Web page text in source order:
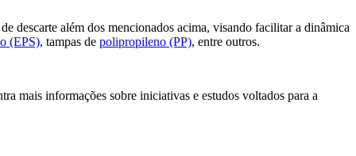
descarte além dos mencionados acima, visando facilitar a dinâmica
(EPS), tampas de polipropileno (PP), entre outros.
mais informações sobre iniciativas e estudos voltados para a